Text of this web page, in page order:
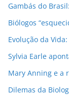
Gambás do
Biólogos
Evolução da
Sylvia Earle
Mary Anning e a
Dilemas da